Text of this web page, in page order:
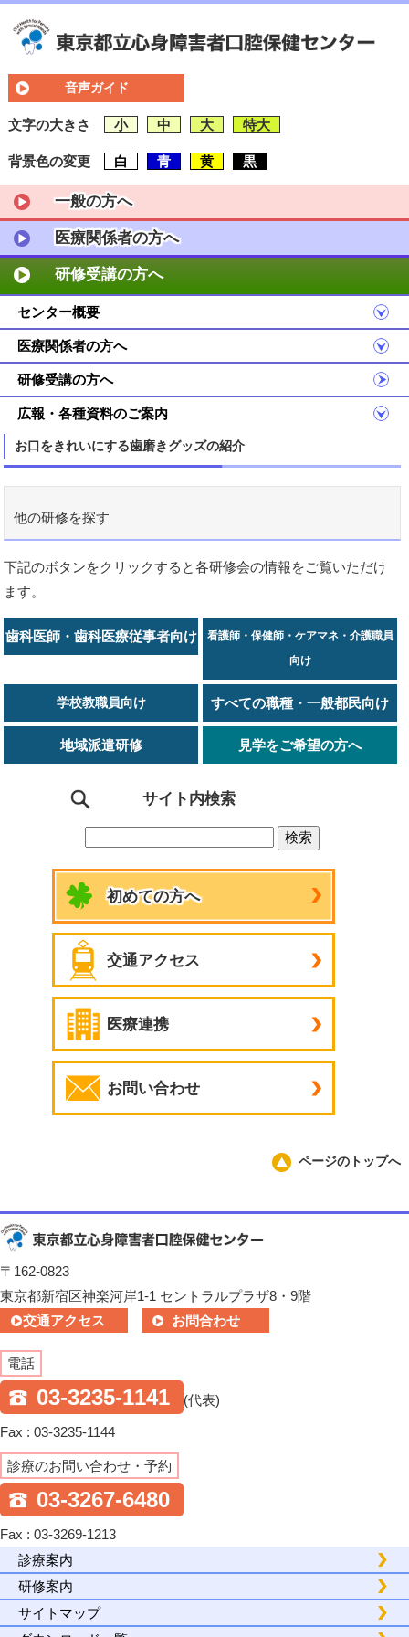
音声ガイド
文字の大きさ 小 中 大 特大
背景色の変更 白 青 黄 黒
一般の方へ
医療関係者の方へ
研修受講の方へ
センター概要
医療関係者の方へ
研修受講の方へ
広報・各種資料のご案内
お口をきれいにする歯磨きグッズの紹介
他の研修を探す
下記のボタンをクリックすると各研修会の情報をご覧いただけ
ます。
歯科医師・歯科医療従事者向け
看護師・保健師・ケアマネ・介護職員
向け
学校教職員向け すべての職種・一般都民向け
地域派遣研修 見学をご希望の方へ
サイト内検索
初めての方へ
交通アクセス
医療連携
お問い合わせ
ページのトップへ
〒162-0823
東京都新宿区神楽河岸1-1 セントラルプラザ8・9階
交通アクセス
お問合わせ
電話
03-3235-1141 (代表)
Fax : 03-3235-1144
診療のお問い合わせ・予約
03-3267-6480
Fax : 03-3269-1213
診療案内
研修案内
サイトマップ